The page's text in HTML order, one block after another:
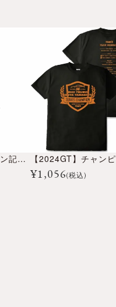
【2024GT】チャンピオン記念アクリルキーホルダー ダイヤ型
¥1,056(税込)